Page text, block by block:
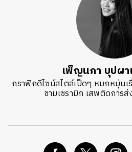
เพ็ญนภา บุปผ
กราฟิกดีไซน์สไตล์เป็ดๆ หมกหมุ่น
ชามเซรามิก เสพติดการ